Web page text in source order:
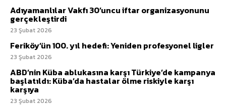
Adıyamanlılar Vakfı 30’uncu iftar organizasyonunu
gerçekleştirdi
23 Şubat 2026
Feriköy’ün 100. yıl hedefi: Yeniden profesyonel ligler
23 Şubat 2026
ABD’nin Küba ablukasına karşı Türkiye’de kampanya
başlatıldı: Küba’da hastalar ölme riskiyle karşı
karşıya
23 Şubat 2026